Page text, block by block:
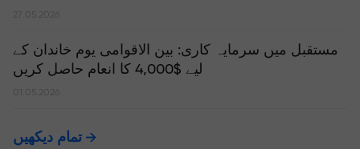
27.05.2026
مستقبل میں سرمایہ کاری: بین الاقوامی یوم خاندان کے
لیے $4,000 کا انعام حاصل کریں
01.05.2026
تمام دیکھیں